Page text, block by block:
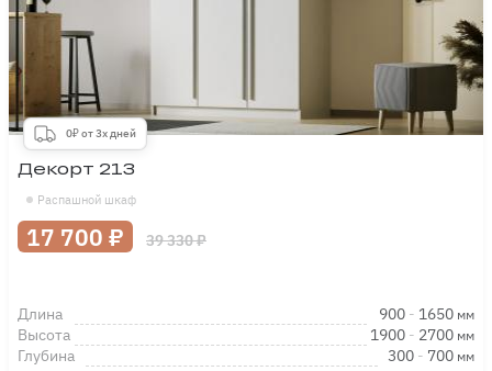
0₽ от 3х дней
Распашной шкаф
Декорт 213
17 700 ₽ 39 330 ₽
Длина 900 - 1650 мм
Высота 1900 - 2700 мм
Глубина 300 - 700 мм